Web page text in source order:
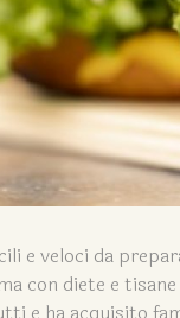
e veloci da
con diete e